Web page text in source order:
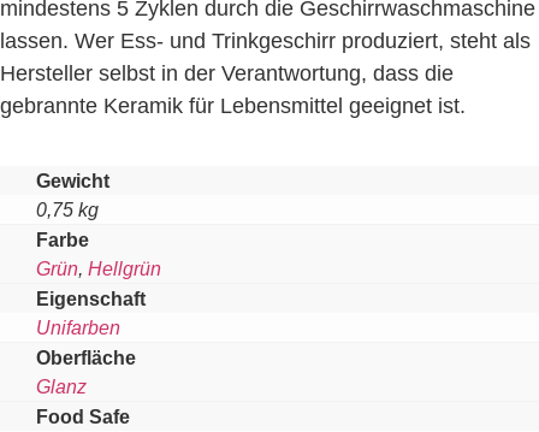
mindestens 5 Zyklen durch die Geschirrwaschmaschine
lassen. Wer Ess- und Trinkgeschirr produziert, steht als
Hersteller selbst in der Verantwortung, dass die
gebrannte Keramik für Lebensmittel geeignet ist.
Gewicht
0,75 kg
Farbe
Grün, Hellgrün
Eigenschaft
Unifarben
Oberfläche
Glanz
Food Safe